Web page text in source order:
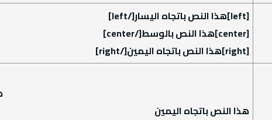
[left]هذا النص باتجاه اليسار[/left]
[center]هذا النص بالوسط[/center]
[right]هذا النص باتجاه اليمين[/right]
هذا النص باتجاه اليمين